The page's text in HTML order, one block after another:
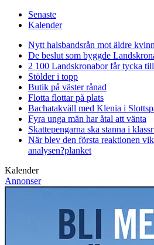
Senaste
Kalender
Nytt halsbandsrån mot äldre
De beslut som byggde
2 100 Landskronabor får tycka
Stölder i topp
Butik på väster rånad
Flotta flottar på plats
Bachatakväll med Klenia i
Fyra unga män har åtal att vänta
Skattepengarna ska stanna i
När blev den första reaktionen
analysen?planket
Kalender
Annonser